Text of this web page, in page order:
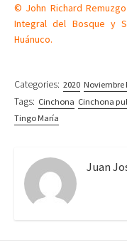
© John Richard
Integral del Bosque y
Huánuco.
Categories: 2020 Noviembre
Tags: Cinchona Cinchona
Tingo María
Juan